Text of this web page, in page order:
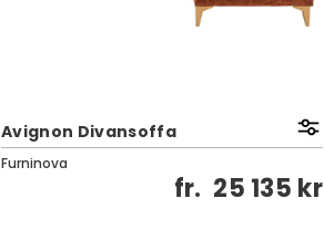
Avignon Divansoffa
Furninova
fr. 25 135 kr